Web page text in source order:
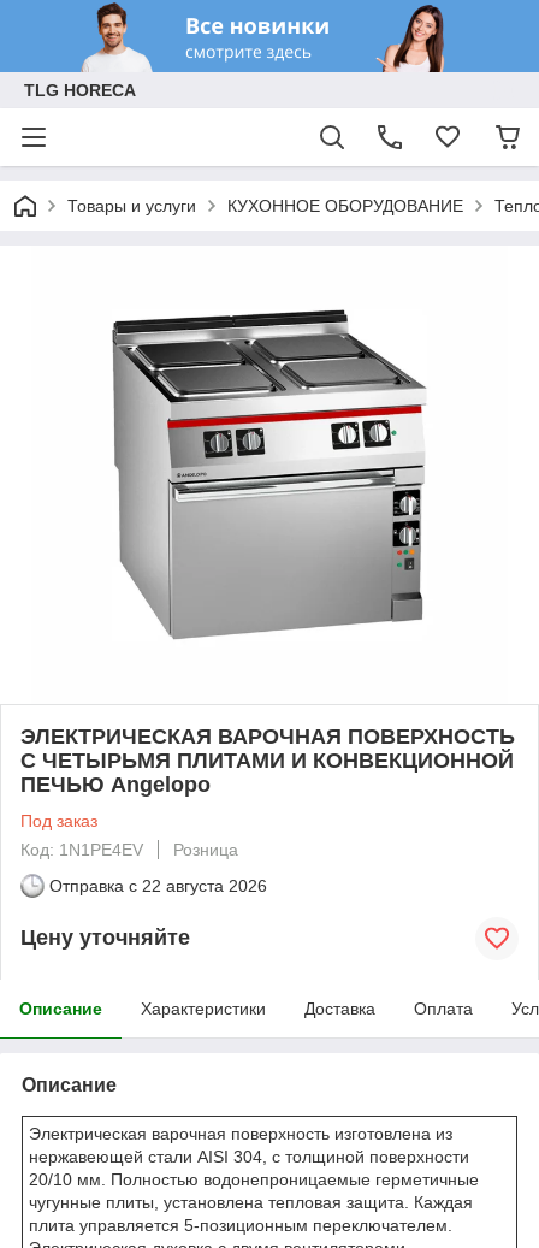
TLG HORECA
Товары и услуги КУХОННОЕ ОБОРУДОВАНИЕ
ЭЛЕКТРИЧЕСКАЯ ВАРОЧНАЯ ПОВЕРХНОСТЬ
С ЧЕТЫРЬМЯ ПЛИТАМИ И КОНВЕКЦИОННОЙ
ПЕЧЬЮ Angelopo
Под заказ
Код: 1N1PE4EV
Розница
Отправка с 22 августа 2026
Цену уточняйте
Описание Характеристики Доставка Оплата
Описание
Электрическая варочная поверхность изготовлена из
нержавеющей стали AISI 304, с толщиной поверхности
20/10 мм. Полностью водонепроницаемые герметичные
чугунные плиты, установлена тепловая защита. Каждая
плита управляется 5-позиционным переключателем.